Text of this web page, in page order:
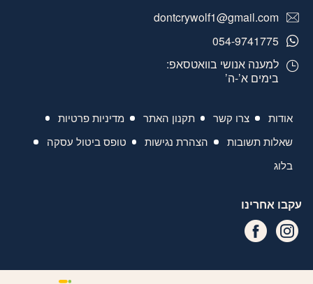
אודות צרו קשר תקנון האתר
מדיניות פרטיות
שאלות תשובות
הצהרת נגישות
טופס ביטול עסקה
בלוג
dontcrywolf1@gmail.com
054-9741775
למענה אנושי בוואטסאפ:
בימים א’-ה’
עקבו אחרינו